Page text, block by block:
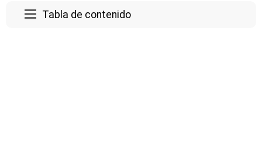
Tabla de contenido